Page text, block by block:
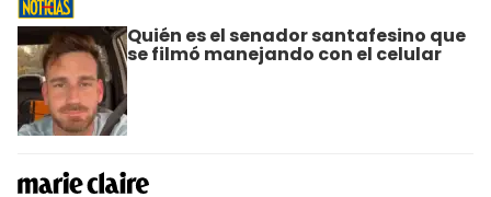
Quién es el senador santafesino que
se filmó manejando con el celular